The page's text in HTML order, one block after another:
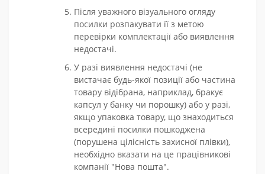
Після уважного візуального огляду
посилки розпакувати її з метою
перевірки комплектації або виявлення
недостачі.
У разі виявлення недостачі (не
вистачає будь-якої позиції або частина
товару відібрана, наприклад, бракує
капсул у банку чи порошку) або у разі,
якщо упаковка товару, що знаходиться
всередині посилки пошкоджена
(порушена цілісність захисної плівки),
необхідно вказати на це працівникові
компанії "Нова пошта".